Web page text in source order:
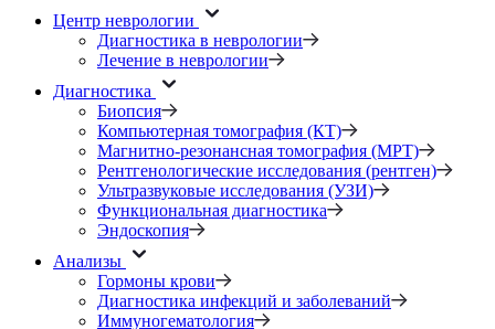
Центр неврологии
Диагностика в неврологии
Лечение в неврологии
Диагностика
Биопсия
Компьютерная томография (КТ)
Магнитно-резонансная томография (МРТ)
Рентгенологические исследования (рентген)
Ультразвуковые исследования (УЗИ)
Функциональная диагностика
Эндоскопия
Анализы
Гормоны крови
Диагностика инфекций и заболеваний
Иммуногематология